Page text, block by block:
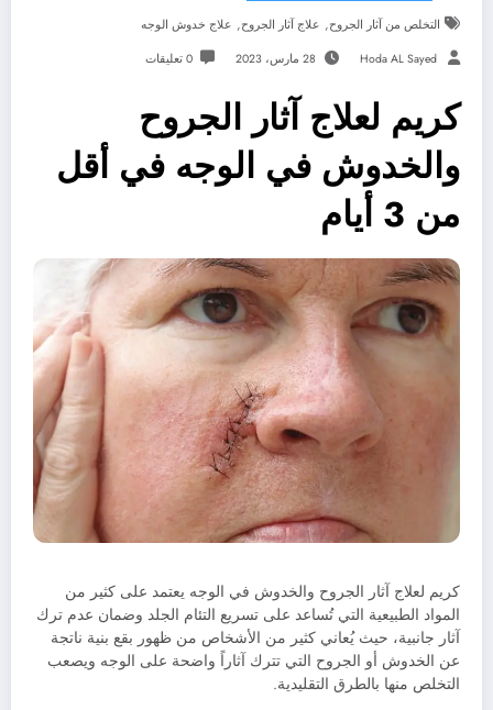
التخلص من آثار الجروح, علاج آثار الجروح, علاج خدوش الوجه
Hoda AL Sayed 28 مارس، 2023 0 تعليقات
كريم لعلاج آثار الجروح
والخدوش في الوجه في أقل
من 3 أيام
كريم لعلاج آثار الجروح والخدوش في الوجه يعتمد على كثير من
المواد الطبيعية التي تُساعد على تسريع التئام الجلد وضمان عدم ترك
آثار جانبية، حيث يُعاني كثير من الأشخاص من ظهور بقع بنية ناتجة
عن الخدوش أو الجروح التي تترك آثاراً واضحة على الوجه ويصعب
التخلص منها بالطرق التقليدية.